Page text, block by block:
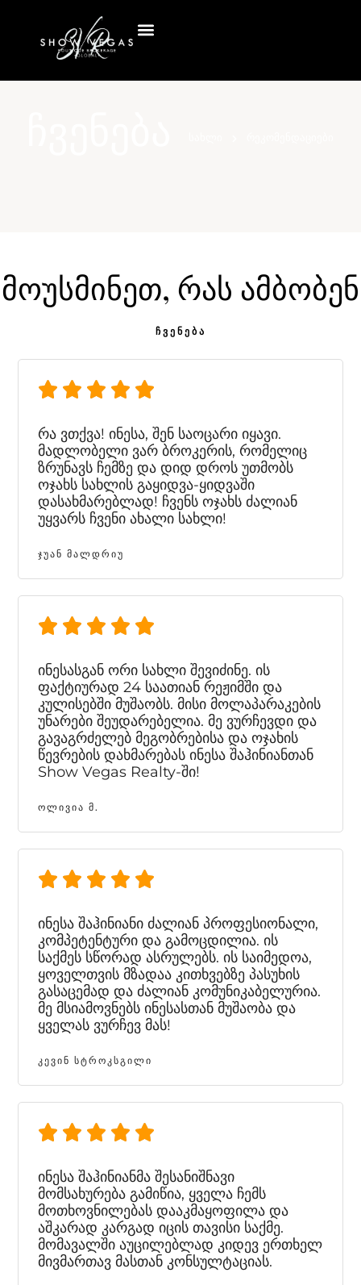
Მოუსმინეთ, Რას Ამბობენ
ᲩᲕᲔᲜᲔᲑᲐ
რა ვთქვა! ინესა, შენ საოცარი იყავი.
მადლობელი ვარ ბროკერის, რომელიც
ზრუნავს ჩემზე და დიდ დროს უთმობს
ოჯახს სახლის გაყიდვა-ყიდვაში
დასახმარებლად! ჩვენს ოჯახს ძალიან
უყვარს ჩვენი ახალი სახლი!
ᲯᲣᲐᲜ ᲛᲐᲚᲓᲠᲘᲣ
ინესასგან ორი სახლი შევიძინე. ის
ფაქტიურად 24 საათიან რეჟიმში და
კულისებში მუშაობს. მისი მოლაპარაკების
უნარები შეუდარებელია. მე ვურჩევდი და
გავაგრძელებ მეგობრებისა და ოჯახის
წევრების დახმარებას ინესა შაჰინიანთან
Show Vegas Realty-ში!
ᲝᲚᲘᲕᲘᲐ Მ.
ინესა შაჰინიანი ძალიან პროფესიონალი,
კომპეტენტური და გამოცდილია. ის
საქმეს სწორად ასრულებს. ის საიმედოა,
ყოველთვის მზადაა კითხვებზე პასუხის
გასაცემად და ძალიან კომუნიკაბელურია.
მე მსიამოვნებს ინესასთან მუშაობა და
ყველას ვურჩევ მას!
ᲙᲔᲕᲘᲜ ᲡᲢᲠᲝᲙᲡᲒᲘᲚᲘ
ინესა შაჰინიანმა შესანიშნავი
მომსახურება გამიწია, ყველა ჩემს
მოთხოვნილებას დააკმაყოფილა და
აშკარად კარგად იცის თავისი საქმე.
მომავალში აუცილებლად კიდევ ერთხელ
მივმართავ მასთან კონსულტაციას.